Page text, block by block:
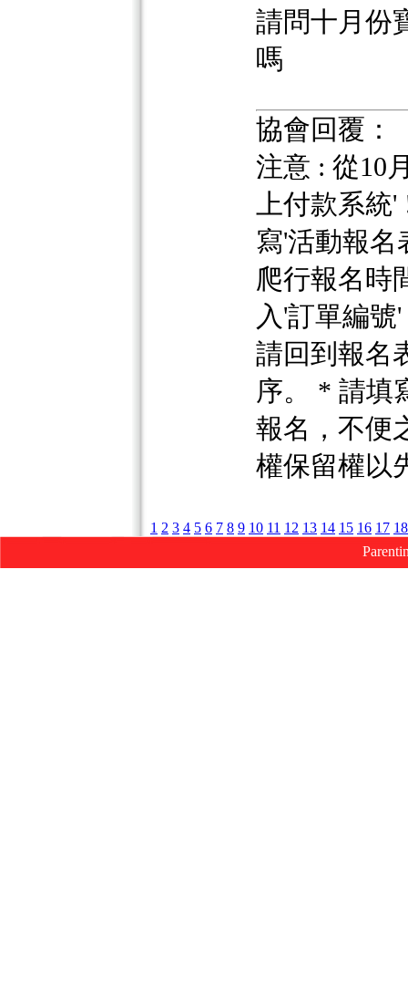
請問十月份
嗎
協會回覆：
注意 : 從10
上付款系
寫'活動報名
爬行報名時
入'訂單編
請回到報名
序。 * 請填
報名，不便
權保留權以
1 2 3 4 5 6 7 8 9 10 11 12 13 14 15 16 17 18